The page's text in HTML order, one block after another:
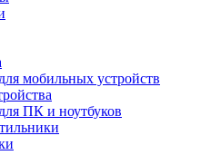
мобильных устройств
ПК и ноутбуков